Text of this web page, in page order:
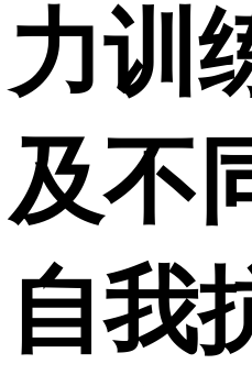
力训
及不
自我